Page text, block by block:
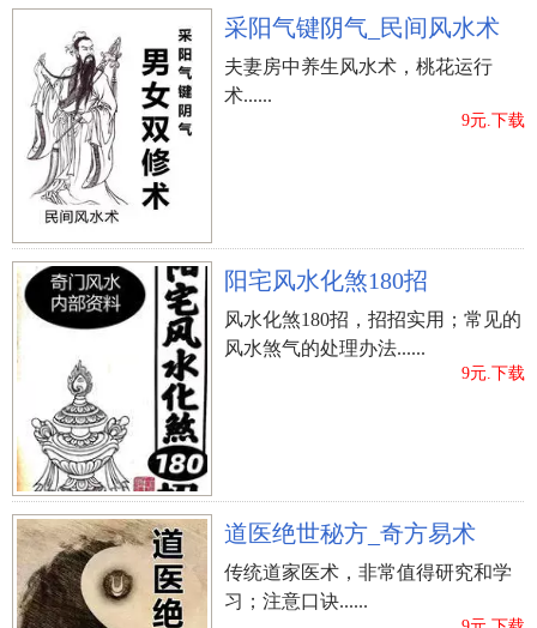
采阳气键阴气_民间风水术
夫妻房中养生风水术，桃花运行
术......
9元.下载
阳宅风水化煞180招
风水化煞180招，招招实用；常见的
风水煞气的处理办法......
9元.下载
道医绝世秘方_奇方易术
传统道家医术，非常值得研究和学
习；注意口诀......